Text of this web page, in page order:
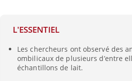
L'ESSENTIEL
Les chercheurs ont observé des
ombilicaux de plusieurs d’entre
échantillons de lait.